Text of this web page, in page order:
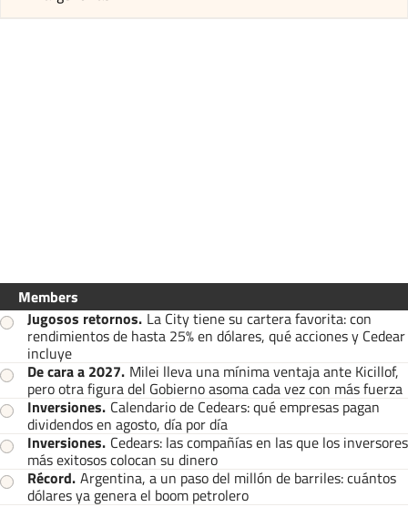
Members
Jugosos retornos. La City tiene su cartera favorita: con
rendimientos de hasta 25% en dólares, qué acciones y Cedear
incluye
De cara a 2027. Milei lleva una mínima ventaja ante Kicillof,
pero otra figura del Gobierno asoma cada vez con más fuerza
Inversiones. Calendario de Cedears: qué empresas pagan
dividendos en agosto, día por día
Inversiones. Cedears: las compañías en las que los inversores
más exitosos colocan su dinero
Récord. Argentina, a un paso del millón de barriles: cuántos
dólares ya genera el boom petrolero